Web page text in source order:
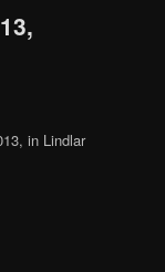
in Lindlar